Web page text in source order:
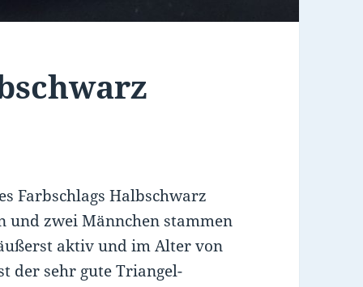
Farbschlags Halbschwarz
und zwei Männchen stammen
aktiv und im Alter von
der sehr gute Triangel-